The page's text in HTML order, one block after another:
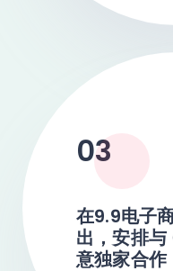
03
在9.9电子
出，安排
意独家合作